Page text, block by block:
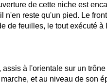
de cette niche est
n'en reste qu'un pied. Le
de feuilles, le tout exécuté à
à l'orientale sur un
et au niveau de son